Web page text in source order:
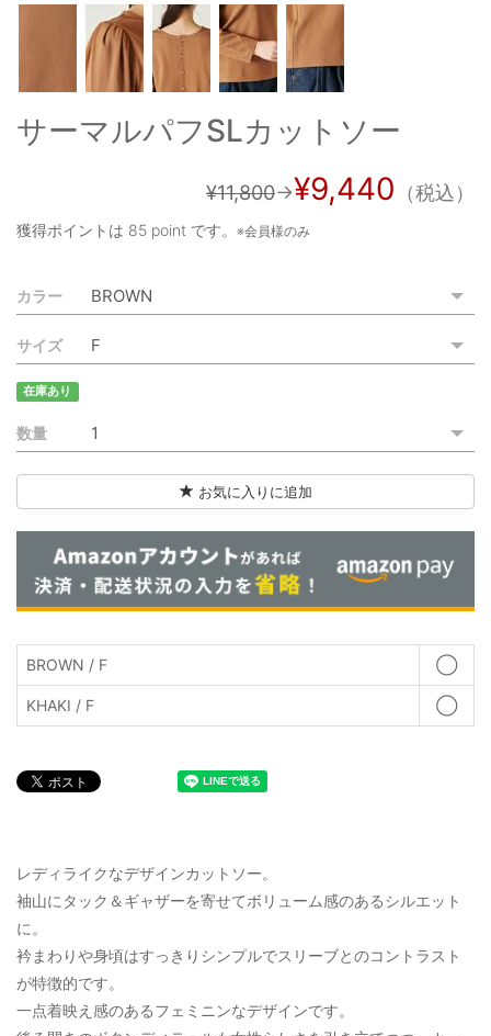
新規会員登録
お買い物カゴ
ご利用ガイド
ご利用規約
サーマルパフSLカットソー
¥11,800→¥9,440 （税込）
獲得ポイントは 85 point です。 ※会員様のみ
カラー
サイズ
在庫あり
数量
お気に入りに追加
BROWN / F ◯
KHAKI / F ◯
レディライクなデザインカットソー。
袖山にタック＆ギャザーを寄せてボリューム感のあるシルエット
に。
衿まわりや身頃はすっきりシンプルでスリーブとのコントラスト
が特徴的です。
一点着映え感のあるフェミニンなデザインです。